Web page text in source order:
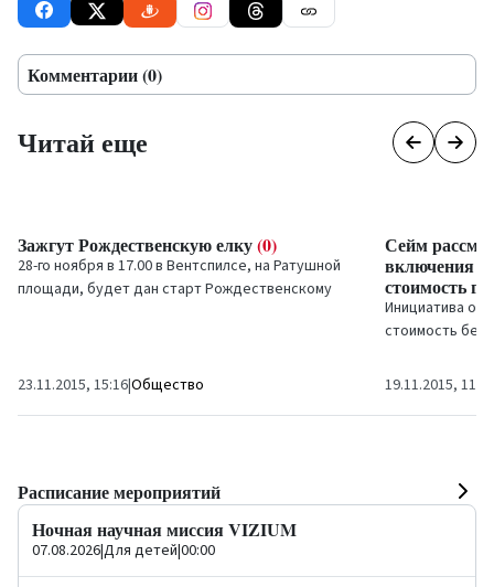
Комментарии (0)
Читай еще
Зажгут Рождественскую елку(0)
28-го ноября в 17.00 в Вентспилсе, на Ратушной
площади, будет дан старт Рождественскому
23.11.2015, 15:16|Общество
Сейм
включения
стоимость
Инициатива о
стоимость
19.11.2015, 11:36
Расписание мероприятий
Ночная научная миссия VIZIUM
07.08.2026|Для детей|00:00